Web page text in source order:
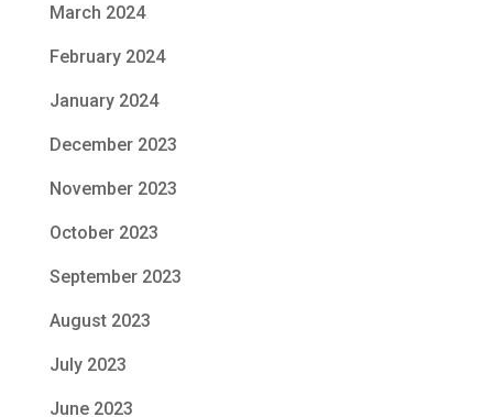
March 2024
February 2024
January 2024
December 2023
November 2023
October 2023
September 2023
August 2023
July 2023
June 2023